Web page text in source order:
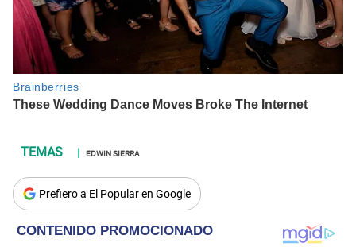
EDWIN SIERRA
Prefiero a El Popular en Google